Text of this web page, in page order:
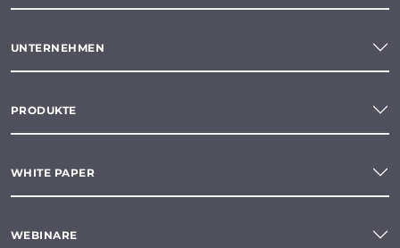
UNTERNEHMEN
PRODUKTE
WHITE PAPER
WEBINARE